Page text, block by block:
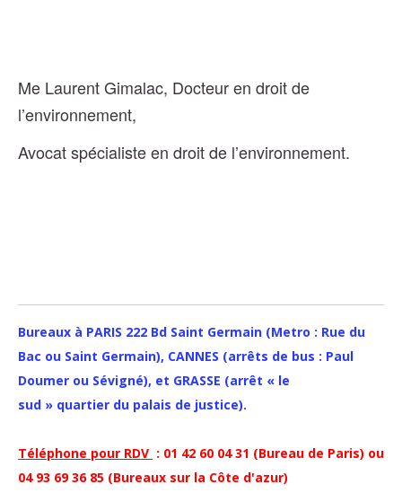
Me Laurent Gimalac, Docteur en droit de
l’environnement,
Avocat spécialiste en droit de l’environnement.
Bureaux à PARIS 222 Bd Saint Germain (Metro : Rue du
Bac ou Saint Germain), CANNES (arrêts de bus : Paul
Doumer ou Sévigné), et GRASSE (arrêt « le
sud » quartier du palais de justice).
Téléphone pour RDV : 01 42 60 04 31 (Bureau de Paris) ou
04 93 69 36 85 (Bureaux sur la Côte d'azur)